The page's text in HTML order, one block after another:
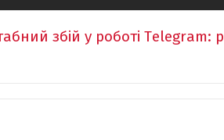
збій у роботі Telegram: